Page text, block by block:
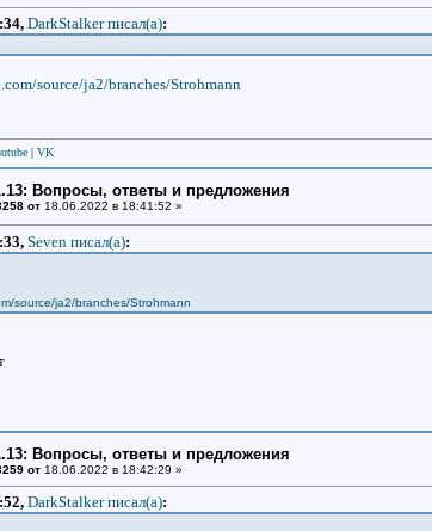
DarkStalker писал(a):
source/ja2/branches/Strohmann
| VK
Вопросы, ответы и предложения
от 18.06.2022 в 18:41:52 »
Seven писал(a):
source/ja2/branches/Strohmann
Вопросы, ответы и предложения
от 18.06.2022 в 18:42:29 »
DarkStalker писал(a):